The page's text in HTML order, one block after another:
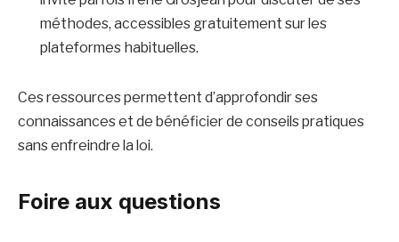
méthodes, accessibles gratuitement sur les
plateformes habituelles.
Ces ressources permettent d’approfondir ses
connaissances et de bénéficier de conseils pratiques
sans enfreindre la loi.
Foire aux questions